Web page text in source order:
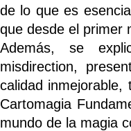
de lo que es
que desde el primer
Además, se
misdirection,
calidad
Cartomagia
mundo de la magia